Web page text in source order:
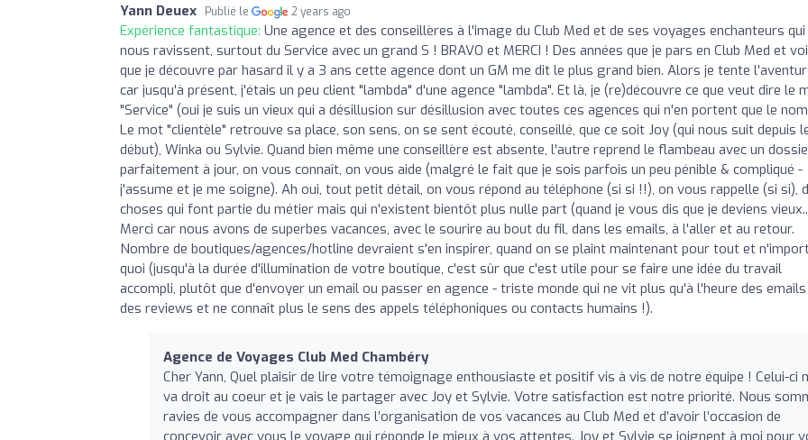
Yann Deuex Publié le 2 years ago
Expérience fantastique: Une agence et des conseillères à l'image du Club Med et de ses voyages enchanteurs qui
nous ravissent, surtout du Service avec un grand S ! BRAVO et MERCI ! Des années que je pars en Club Med et
que je découvre par hasard il y a 3 ans cette agence dont un GM me dit le plus grand bien. Alors je tente
car jusqu'à présent, j'étais un peu client "lambda" d'une agence "lambda". Et là, je (re)découvre ce que veut dire le
"Service" (oui je suis un vieux qui a désillusion sur désillusion avec toutes ces agences qui n'en portent que le
Le mot "clientèle" retrouve sa place, son sens, on se sent écouté, conseillé, que ce soit Joy (qui nous suit depuis
début), Winka ou Sylvie. Quand bien même une conseillère est absente, l'autre reprend le flambeau avec un
parfaitement à jour, on vous connaît, on vous aide (malgré le fait que je sois parfois un peu pénible & compliqué -
j'assume et je me soigne). Ah oui, tout petit détail, on vous répond au téléphone (si si !!), on vous rappelle (si si),
choses qui font partie du métier mais qui n'existent bientôt plus nulle part (quand je vous dis que je deviens
Merci car nous avons de superbes vacances, avec le sourire au bout du fil, dans les emails, à l'aller et au retour.
Nombre de boutiques/agences/hotline devraient s'en inspirer, quand on se plaint maintenant pour tout et
quoi (jusqu'à la durée d'illumination de votre boutique, c'est sûr que c'est utile pour se faire une idée du travail
accompli, plutôt que d'envoyer un email ou passer en agence - triste monde qui ne vit plus qu'à l'heure des
des reviews et ne connaît plus le sens des appels téléphoniques ou contacts humains !).
Agence de Voyages Club Med Chambéry
Cher Yann, Quel plaisir de lire votre témoignage enthousiaste et positif vis à vis de notre équipe ! Celui-ci
va droit au coeur et je vais le partager avec Joy et Sylvie. Votre satisfaction est notre priorité. Nous
ravies de vous accompagner dans l’organisation de vos vacances au Club Med et d’avoir l’occasion de
concevoir avec vous le voyage qui réponde le mieux à vos attentes. Joy et Sylvie se joignent à moi pour